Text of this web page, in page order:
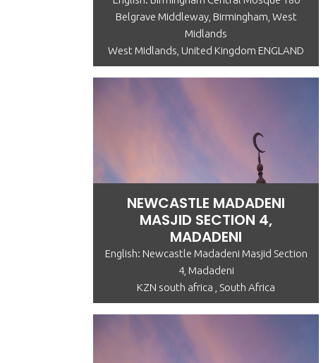
Belgrave Middleway, Birmingham, West
Midlands
West Midlands, United Kingdom ENGLAND
NEWCASTLE MADADENI
MASJID SECTION 4,
MADADENI
English: Newcastle Madadeni Masjid Section
4, Madadeni
KZN south africa , South Africa